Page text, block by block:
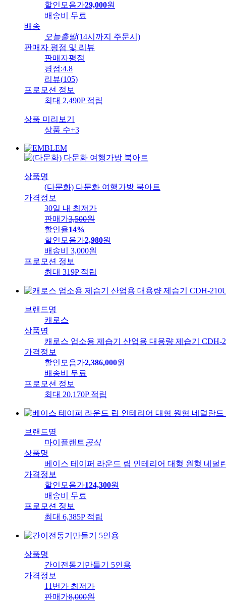
할인모음가29,000원
배송비
무료
배송
오늘출발(14시까지 주문시)
판매자 평점 및 리뷰
판매자평점
평점:4.8
리뷰(105)
프로모션 정보
최대 2,490P 적립
상품 미리보기
상품 수+3
상품명
(다문화) 다문화 여행가방 북아트
가격정보
30일 내 최저가
판매가3,500원
할인율14%
할인모음가2,980원
배송비
3,000원
프로모션 정보
최대 319P 적립
브랜드명
캐로스
상품명
캐로스 업소용 제습기 산업용 대용량 제습기 CDH-
가격정보
할인모음가2,386,000원
배송비
무료
프로모션 정보
최대 20,170P 적립
브랜드명
마이플랜트 공식
상품명
베이스 테이퍼 라운드 립 인테리어 대형 원형 네덜
가격정보
할인모음가124,300원
배송비
무료
프로모션 정보
최대 6,385P 적립
상품명
간이전동기만들기 5인용
가격정보
11번가 최저가
판매가8,000원